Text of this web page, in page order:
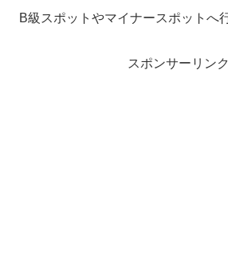
B級スポットやマイナースポットへ
スポンサーリンク